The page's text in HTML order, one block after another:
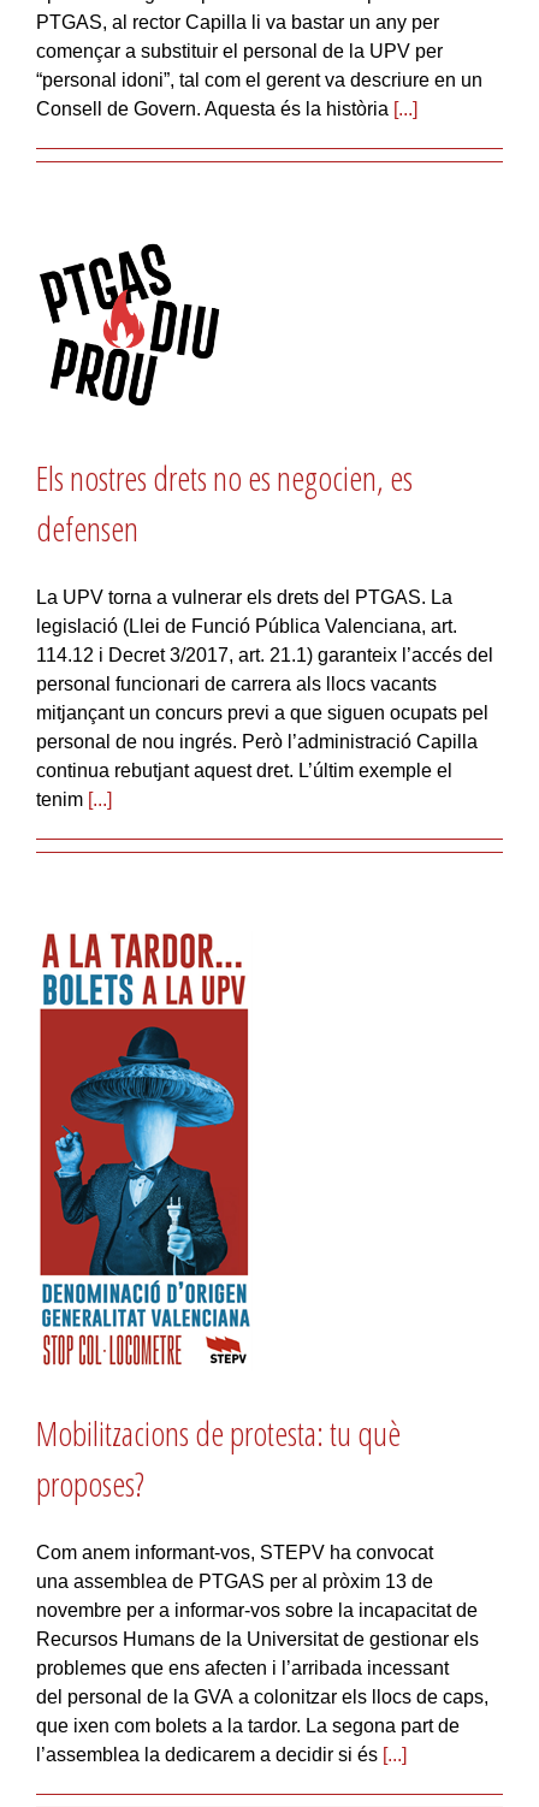
PTGAS, al rector Capilla li va bastar un any per
començar a substituir el personal de la UPV per
“personal idoni”, tal com el gerent va descriure en un
Consell de Govern. Aquesta és la història [...]
Els nostres drets no es negocien, es
defensen
La UPV torna a vulnerar els drets del PTGAS. La
legislació (Llei de Funció Pública Valenciana, art.
114.12 i Decret 3/2017, art. 21.1) garanteix l’accés del
personal funcionari de carrera als llocs vacants
mitjançant un concurs previ a que siguen ocupats pel
personal de nou ingrés. Però l’administració Capilla
continua rebutjant aquest dret. L’últim exemple el
tenim [...]
Mobilitzacions de protesta: tu què
proposes?
Com anem informant-vos, STEPV ha convocat
una assemblea de PTGAS per al pròxim 13 de
novembre per a informar-vos sobre la incapacitat de
Recursos Humans de la Universitat de gestionar els
problemes que ens afecten i l’arribada incessant
del personal de la GVA a colonitzar els llocs de caps,
que ixen com bolets a la tardor. La segona part de
l’assemblea la dedicarem a decidir si és [...]